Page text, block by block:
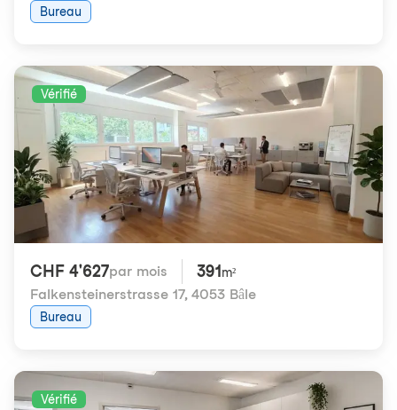
Bureau
Vérifié
CHF 4'627par mois 391 m²
Falkensteinerstrasse 17, 4053 Bâle
Bureau
Vérifié